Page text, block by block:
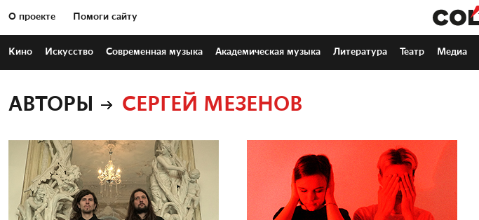
О проекте Помоги сайту
Кино Искусство Современная музыка Академическая музыка Литература Театр Медиа
АВТОРЫ СЕРГЕЙ МЕЗЕНОВ